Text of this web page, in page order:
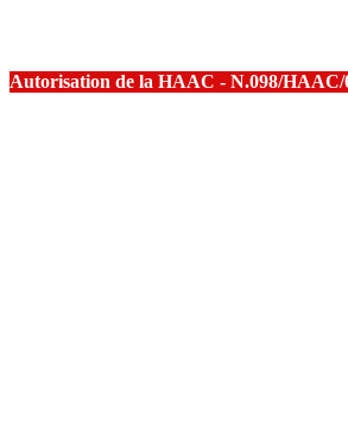
Autorisation de la HAAC - N.098/HAAC/